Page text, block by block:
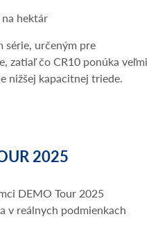
hektár
série, určeným pre
zatiaľ čo CR10 ponúka veľmi
nižšej kapacitnej triede.
2025
DEMO Tour 2025
v reálnych podmienkach